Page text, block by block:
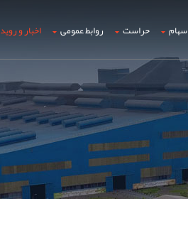
سهام حراست روابط عمومی اخبار و